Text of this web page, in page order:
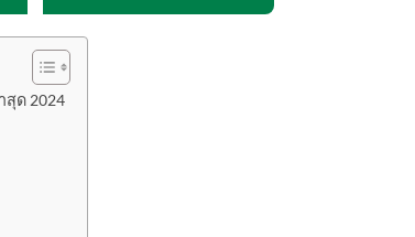
สุด 2024